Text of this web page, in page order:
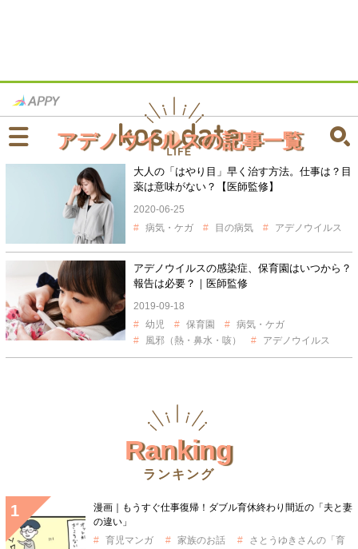
アデノウイルスの記事一覧
大人の「はやり目」早く治す方法。仕事は？目
薬は意味がない？【医師監修】
2020-06-25
病気・ケガ
目の病気 アデノウイルス
アデノウイルスの感染症、保育園はいつから？
報告は必要？｜医師監修
2019-09-18
幼児
保育園
病気・ケガ
風邪（熱・鼻水・咳）
アデノウイルス
Ranking
ランキング
漫画｜もうすぐ仕事復帰！ダブル育休終わり間近の「夫と妻
の違い」
育児マンガ
家族のお話
さとうゆきさんの「育